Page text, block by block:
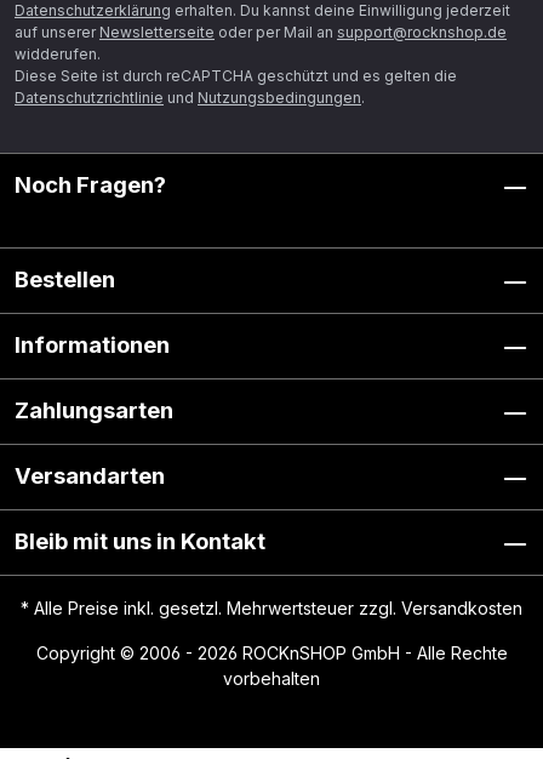
Datenschutzerklärung erhalten. Du kannst deine Einwilligung jederzeit
auf unserer Newsletterseite oder per Mail an support@rocknshop.de
widderufen.
Diese Seite ist durch reCAPTCHA geschützt und es gelten die
Datenschutzrichtlinie und Nutzungsbedingungen.
Noch Fragen?
Bestellen
Informationen
Zahlungsarten
Versandarten
Bleib mit uns in Kontakt
* Alle Preise inkl. gesetzl. Mehrwertsteuer zzgl. Versandkosten
Copyright © 2006 - 2026 ROCKnSHOP GmbH - Alle Rechte
vorbehalten